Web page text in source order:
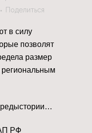
Поделиться
в силу
позволят
размер
РФ